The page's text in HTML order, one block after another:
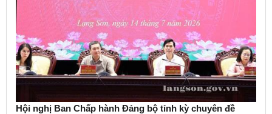
Hội nghị Ban Chấp hành Đảng bộ tỉnh kỳ chuyên đề